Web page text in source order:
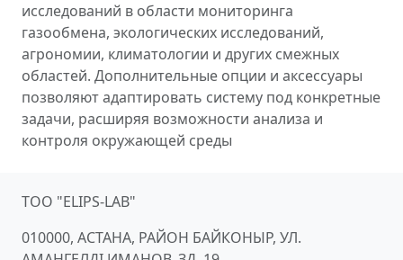
исследований в области мониторинга
газообмена, экологических исследований,
агрономии, климатологии и других смежных
областей. Дополнительные опции и аксессуары
позволяют адаптировать систему под конкретные
задачи, расширяя возможности анализа и
контроля окружающей среды
ТОО "ELIPS-LAB"
010000, АСТАНА, РАЙОН БАЙКОНЫР, УЛ.